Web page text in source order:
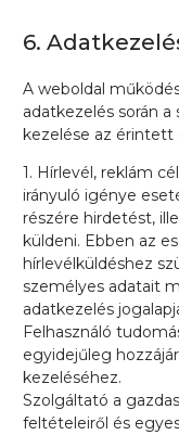
6.
A weboldal
adatkezelés során
kezelése az érintett
1. Hírlevél, reklám
irányuló igénye
részére hirdetést,
küldeni. Ebben az
hírlevélküldéshez
személyes adatait
adatkezelés
Felhasználó
egyidejűleg
kezeléséhez.
Szolgáltató a
feltételeiről és